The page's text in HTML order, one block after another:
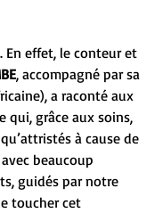
En effet, le conteur et
, accompagné par sa
a raconté aux
qui, grâce aux soins,
à cause de
beaucoup
guidés par notre
toucher cet